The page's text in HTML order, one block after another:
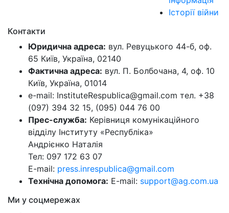
Історії війни
Контакти
Юридична адреса: вул. Ревуцького 44-б, оф.
65 Київ, Україна, 02140
Фактична адреса: вул. П. Болбочана, 4, оф. 10
Київ, Україна, 01014
e-mail: InstituteRespublica@gmail.com тел. +38
(097) 394 32 15, (095) 044 76 00
Прес-служба: Керівниця комунікаційного
відділу Інституту «Республіка»
Андрієнко Наталія
Тел: 097 172 63 07
E-mail: press.inrespublica@gmail.com
Технічна допомога: E-mail: support@ag.com.ua
Ми у соцмережах